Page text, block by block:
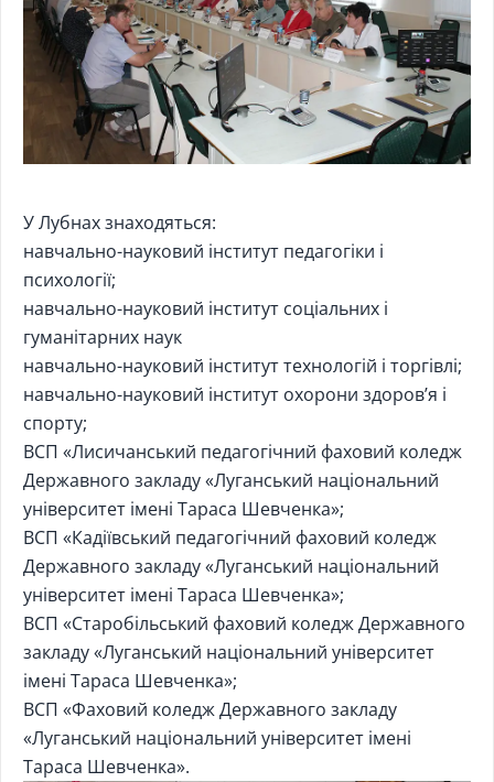
У Лубнах знаходяться:
навчально-науковий інститут педагогіки і
психології;
навчально-науковий інститут соціальних і
гуманітарних наук
навчально-науковий інститут технологій і торгівлі;
навчально-науковий інститут охорони здоров’я і
спорту;
ВСП «Лисичанський педагогічний фаховий коледж
Державного закладу «Луганський національний
університет імені Тараса Шевченка»;
ВСП «Кадіївський педагогічний фаховий коледж
Державного закладу «Луганський національний
університет імені Тараса Шевченка»;
ВСП «Старобільський фаховий коледж Державного
закладу «Луганський національний університет
імені Тараса Шевченка»;
ВСП «Фаховий коледж Державного закладу
«Луганський національний університет імені
Тараса Шевченка».